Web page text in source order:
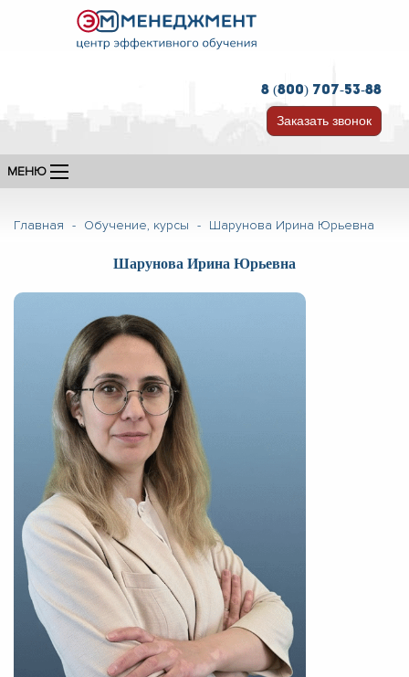
8 (800) 707-53-88
Заказать звонок
МЕНЮ
Главная - Обучение, курсы - Шарунова Ирина Юрьевна
Шарунова Ирина Юрьевна